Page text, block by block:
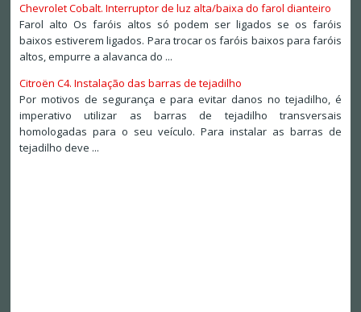
Chevrolet Cobalt. Interruptor de luz alta/baixa do farol dianteiro
Farol alto Os faróis altos só podem ser ligados se os faróis
baixos estiverem ligados. Para trocar os faróis baixos para faróis
altos, empurre a alavanca do ...
Citroën C4. Instalação das barras de tejadilho
Por motivos de segurança e para evitar danos no tejadilho, é
imperativo utilizar as barras de tejadilho transversais
homologadas para o seu veículo. Para instalar as barras de
tejadilho deve ...